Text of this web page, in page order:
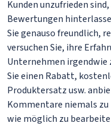
Kunden unzufrieden
Bewertungen
Sie genauso freundlich,
versuchen Sie, ihre
Unternehmen irgendwie
Sie einen Rabatt,
Produktersatz usw.
Kommentare niemals
wie möglich zu